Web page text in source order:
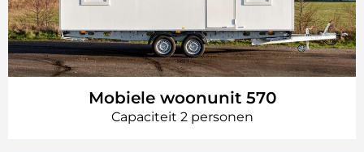
Mobiele woonunit 570
Capaciteit 2 personen